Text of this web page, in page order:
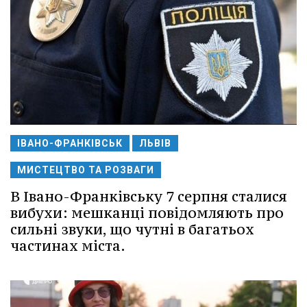
ІВАНО-ФРАНКІВСЬК ЛЬВІВ
МИСТЕЦТВО ТА РОЗВАГИ
В Івано-Франківську 7 серпня сталися
вибухи: мешканці повідомляють про
сильні звуки, що чутні в багатьох
частинах міста.